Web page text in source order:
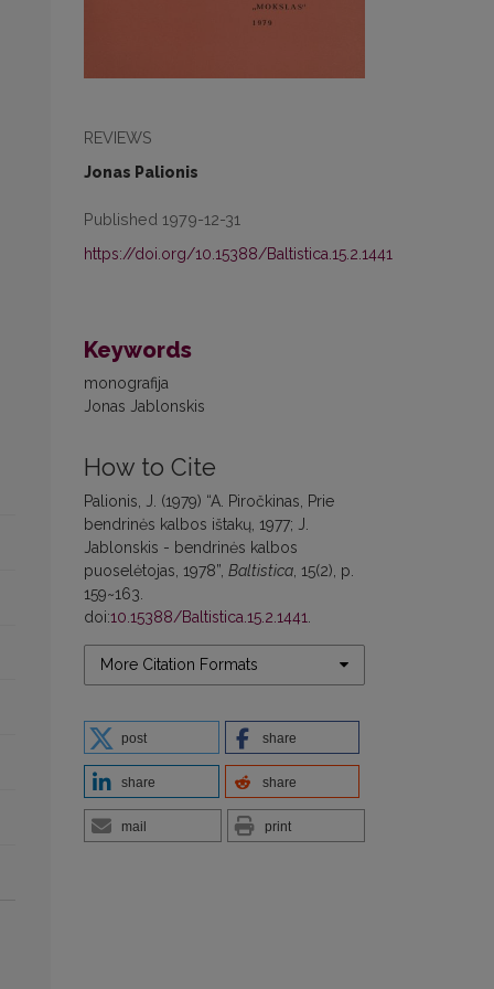
REVIEWS
Jonas Palionis
Published 1979-12-31
https://doi.org/10.15388/Baltistica.15.2.1441
Keywords
monografija
Jonas Jablonskis
How to Cite
Palionis, J. (1979) “A. Piročkinas, Prie
bendrinės kalbos ištakų, 1977; J.
Jablonskis - bendrinės kalbos
puoselėtojas, 1978”, Baltistica , 15(2), p.
159~163.
doi:10.15388/Baltistica.15.2.1441
More Citation Formats
post share
share share
mail print